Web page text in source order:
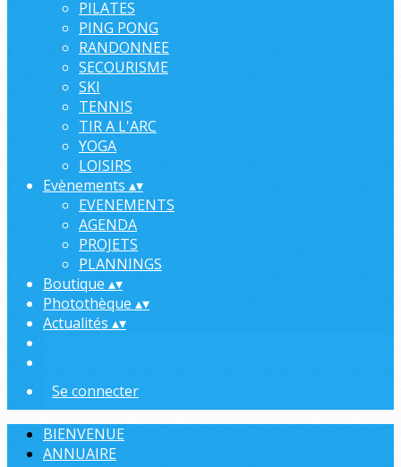
PILATES
PING PONG
RANDONNEE
SECOURISME
SKI
TENNIS
TIR A L'ARC
YOGA
LOISIRS
Evènements ▴▾
EVENEMENTS
AGENDA
PROJETS
PLANNINGS
Boutique ▴▾
Photothèque ▴▾
Actualités ▴▾
Se connecter
BIENVENUE
ANNUAIRE